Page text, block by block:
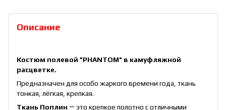
Описание
Костюм полевой "PHANTOM" в камуфляжной
расцветке.
Предназначен для особо жаркого времени года, ткань
тонкая, лёгкая, крепкая.
Ткань Поплин ― это крепкое полотно с отличными